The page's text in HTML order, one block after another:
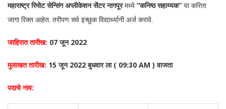
महाराष्ट्र रिमोट सेन्सिंग अप्लीकेशन सेंटर नागपूरमध्ये “कनिष्ठ सहाय्यक” या करिता
जागा रिक्त आहेत. तरीपण सर्व इच्छुक विद्यार्थ्यानी अर्ज करावे.
जाहिरात तारीख: 07 जून 2022
मुलाखत तारीख: 15 जून 2022 बुधवार ला ( 09:30 AM ) वाजता
पदाचे नाव: